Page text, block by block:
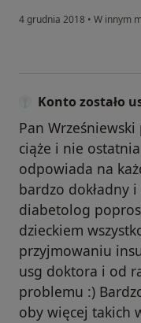
4 grudnia 2018 • W innym
Konto zostało
Pan
ciąże i nie ostatnia
odpowiada na
bardzo dokładny
diabetolog
dzieckiem
przyjmowaniu
usg doktora i od
problemu :)
oby więcej takich